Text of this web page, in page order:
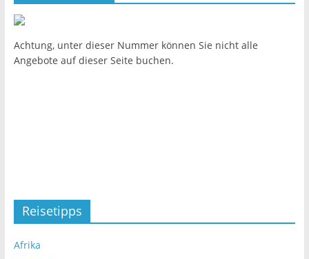
Achtung, unter dieser Nummer können Sie nicht alle
Angebote auf dieser Seite buchen.
Reisetipps
Afrika